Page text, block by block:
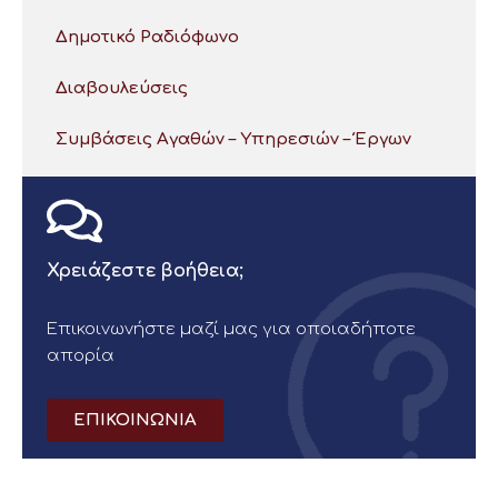
Δημοτικό Ραδιόφωνο
Διαβουλεύσεις
Συμβάσεις Αγαθών – Υπηρεσιών – Έργων
Χρειάζεστε βοήθεια;
Επικοινωνήστε μαζί μας για οποιαδήποτε
απορία
ΕΠΙΚΟΙΝΩΝΙΑ